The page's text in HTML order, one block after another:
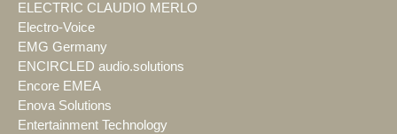
ELECTRIC CLAUDIO MERLO
Electro-Voice
EMG Germany
ENCIRCLED audio.solutions
Encore EMEA
Enova Solutions
Entertainment Technology